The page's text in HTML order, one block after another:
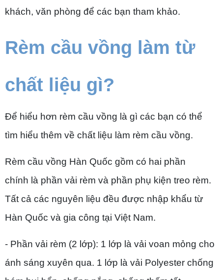
khách, văn phòng để các bạn tham khảo.
Rèm cầu vồng làm từ
chất liệu gì?
Để hiểu hơn rèm cầu vồng là gì các bạn có thể
tìm hiểu thêm về chất liệu làm rèm cầu vồng.
Rèm cầu vồng Hàn Quốc gồm có hai phần
chính là phần vải rèm và phần phụ kiện treo rèm.
Tất cả các nguyên liệu đều được nhập khẩu từ
Hàn Quốc và gia công tại Việt Nam.
- Phần vải rèm (2 lớp): 1 lớp là vải voan mỏng cho
ánh sáng xuyên qua. 1 lớp là vải Polyester chống